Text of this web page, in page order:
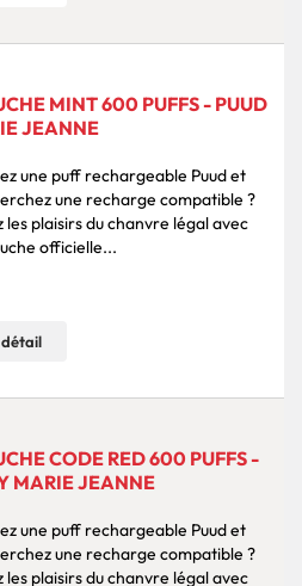
MINT 600 PUFFS - PUUD
JEANNE
une puff rechargeable Puud et
une recharge compatible ?
les plaisirs du chanvre légal avec
officielle...
CODE RED 600 PUFFS -
MARIE JEANNE
une puff rechargeable Puud et
une recharge compatible ?
les plaisirs du chanvre légal avec